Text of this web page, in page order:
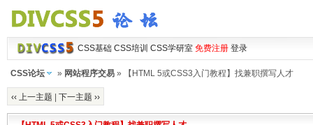
CSS基础 CSS培训 CSS学研室 免费注册 登录
CSS论坛 » 网站程序交易» 【HTML 5或CSS3入门教程】找兼职撰写人才
‹‹ 上一主题 下一主题 ››